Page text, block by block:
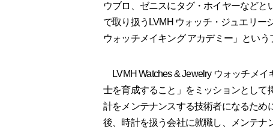
ウブロ、ゼニスにタグ・ホイヤーなど
で取り扱うLVMH ウォッチ・ジュエリー
ウォッチメイキング アカデミー」という
LVMH Watches & Jewelry ウォッチメ
士を育成すること」をミッションとして
計をメンテナンスする技術者になるため
後、時計を扱う会社に就職し、メンテナ